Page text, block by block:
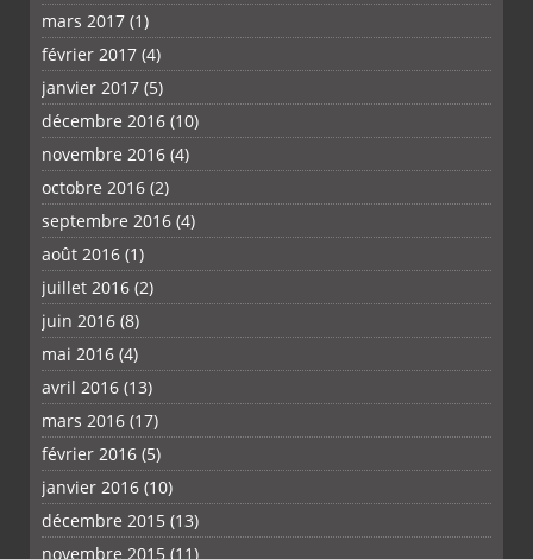
mars 2017 (1)
février 2017 (4)
janvier 2017 (5)
décembre 2016 (10)
novembre 2016 (4)
octobre 2016 (2)
septembre 2016 (4)
août 2016 (1)
juillet 2016 (2)
juin 2016 (8)
mai 2016 (4)
avril 2016 (13)
mars 2016 (17)
février 2016 (5)
janvier 2016 (10)
décembre 2015 (13)
novembre 2015 (11)